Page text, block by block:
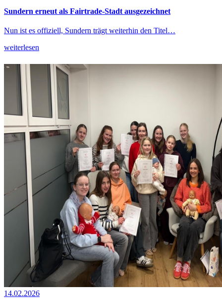
Sundern erneut als Fairtrade-Stadt ausgezeichnet
Nun ist es offiziell, Sundern trägt weiterhin den Titel…
weiterlesen
14.02.2026